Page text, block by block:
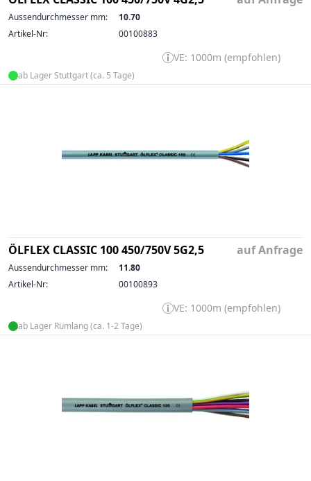
Aussendurchmesser mm:
10.70
Artikel-Nr:
00100883
VE: 1000m (empfohlen)
ab Lager Stuttgart (ca. 5 Tage)
ÖLFLEX CLASSIC 100 450/750V 5G2,5 auf Anfrage
Aussendurchmesser mm:
11.80
Artikel-Nr:
00100893
VE: 1000m (empfohlen)
ab Lager Rümlang (ca. 1-2 Tage)